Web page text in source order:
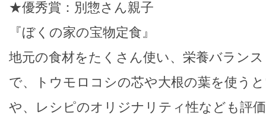
★優秀賞：別惣さん親子
『ぼくの家の宝物定食』
地元の食材をたくさん使い、栄養バラン
で、トウモロコシの芯や大根の葉を使う
や、レシピのオリジナリティ性なども評